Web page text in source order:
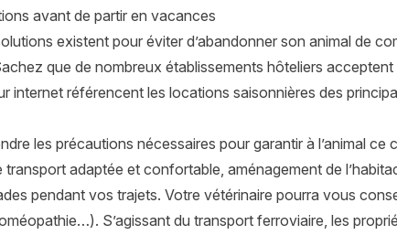
avant de partir en vacances
existent pour éviter d’abandonner son animal de
que de nombreux établissements hôteliers
internet référencent les locations saisonnières des
les précautions nécessaires pour garantir à l’animal
transport adaptée et confortable, aménagement de
pendant vos trajets. Votre vétérinaire pourra vous
S’agissant du transport ferroviaire, les